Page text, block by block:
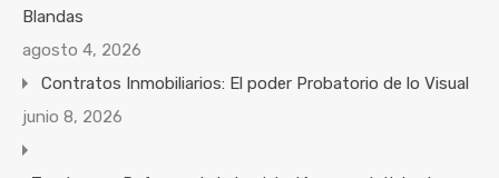
Blandas
agosto 4, 2026
Contratos Inmobiliarios: El poder Probatorio de lo Visual
junio 8, 2026